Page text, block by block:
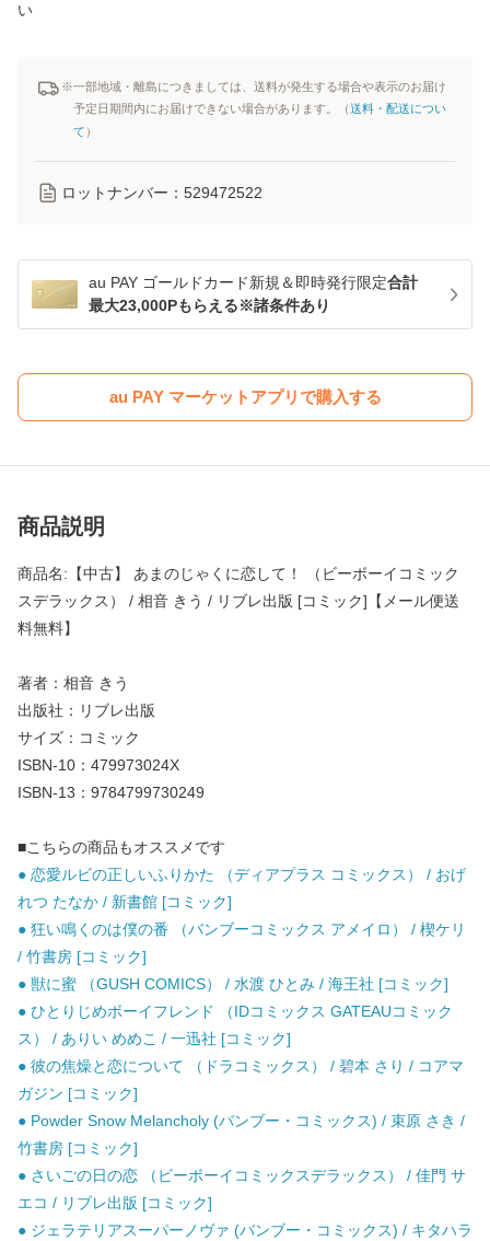
い
※一部地域・離島につきましては、送料が発生する場合や表示のお届け
予定日期間内にお届けできない場合があります。（送料・配送につい
て ）
ロットナンバー： 529472522
au PAY ゴールドカード新規＆即時発行限定合計
最大23,000Pもらえる※諸条件あり
au PAY マーケットアプリで購入する
商品説明
商品名:【中古】 あまのじゃくに恋して！ （ビーボーイコミック
スデラックス） / 相音 きう / リブレ出版 [コミック]【メール便送
料無料】
著者：相音 きう
出版社：リブレ出版
サイズ：コミック
ISBN-10：479973024X
ISBN-13：9784799730249
■こちらの商品もオススメです
● 恋愛ルビの正しいふりかた （ディアプラス コミックス） / おげ
れつ たなか / 新書館 [コミック]
● 狂い鳴くのは僕の番 （バンブーコミックス アメイロ） / 楔ケリ
/ 竹書房 [コミック]
● 獣に蜜 （GUSH COMICS） / 水渡 ひとみ / 海王社 [コミック]
● ひとりじめボーイフレンド （IDコミックス GATEAUコミック
ス） / ありい めめこ / 一迅社 [コミック]
● 彼の焦燥と恋について （ドラコミックス） / 碧本 さり / コアマ
ガジン [コミック]
● Powder Snow Melancholy (バンブー・コミックス) / 束原 さき /
竹書房 [コミック]
● さいごの日の恋 （ビーボーイコミックスデラックス） / 佳門 サ
エコ / リブレ出版 [コミック]
● ジェラテリアスーパーノヴァ (バンブー・コミックス) / キタハラ